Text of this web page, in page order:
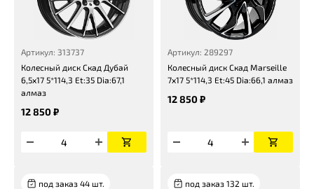
Артикул: 313737
Колесный диск Скад Дубай
6,5x17 5*114,3 Et:35 Dia:67,1
алмаз
12 850 ₽
Артикул: 289297
Колесный диск Скад Marseille
7x17 5*114,3 Et:45 Dia:66,1 алмаз
12 850 ₽
под заказ 44 шт. под заказ 132 шт.